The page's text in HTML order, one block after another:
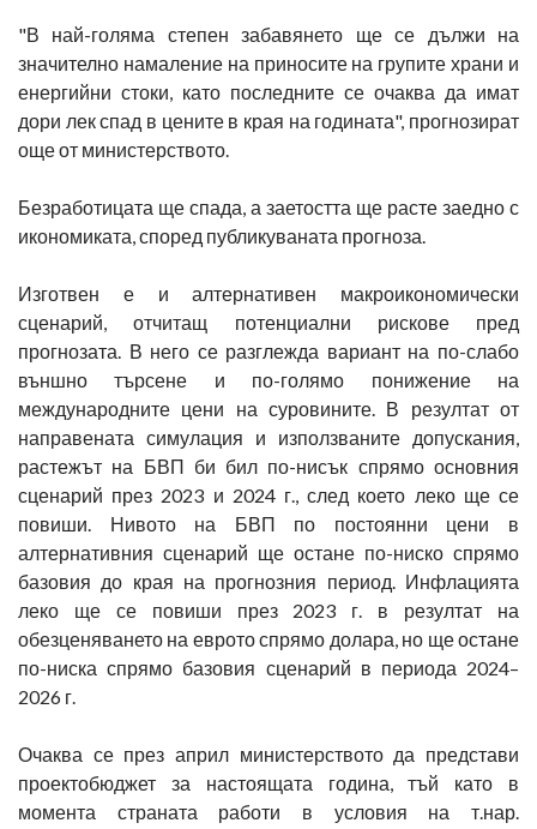
"В най-голяма степен забавянето ще се дължи на
значително намаление на приносите на групите храни и
енергийни стоки, като последните се очаква да имат
дори лек спад в цените в края на годината", прогнозират
още от министерството.
Безработицата ще спада, а заетостта ще расте заедно с
икономиката, според публикуваната прогноза.
Изготвен е и алтернативен макроикономически
сценарий, отчитащ потенциални рискове пред
прогнозата. В него се разглежда вариант на по-слабо
външно търсене и по-голямо понижение на
международните цени на суровините. В резултат от
направената симулация и използваните допускания,
растежът на БВП би бил по-нисък спрямо основния
сценарий през 2023 и 2024 г., след което леко ще се
повиши. Нивото на БВП по постоянни цени в
алтернативния сценарий ще остане по-ниско спрямо
базовия до края на прогнозния период. Инфлацията
леко ще се повиши през 2023 г. в резултат на
обезценяването на еврото спрямо долара, но ще остане
по-ниска спрямо базовия сценарий в периода 2024–
2026 г.
Очаква се през април министерството да представи
проектобюджет за настоящата година, тъй като в
момента страната работи в условия на т.нар.